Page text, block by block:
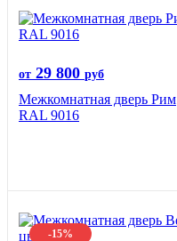
от 29 800 руб
Межкомнатная дверь Рим
RAL 9016
-15%